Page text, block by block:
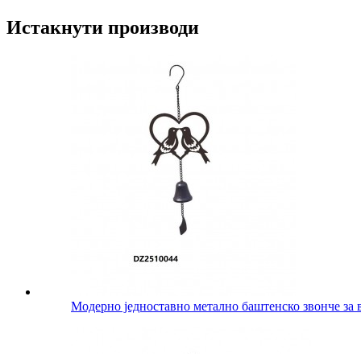
Истакнути производи
Модерно једноставно метално баштенско звонче за